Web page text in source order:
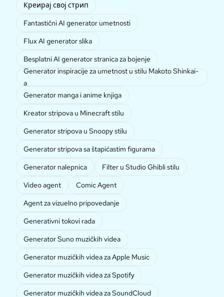
Креирај свој стрип
Fantastični AI generator umetnosti
Flux AI generator slika
Besplatni AI generator stranica za bojenje
Generator inspiracije za umetnost u stilu Makoto Shinkai-
a
Generator manga i anime knjiga
Kreator stripova u Minecraft stilu
Generator stripova u Snoopy stilu
Generator stripova sa štapićastim figurama
Generator nalepnica
Filter u Studio Ghibli stilu
Video agent
Comic Agent
Agent za vizuelno pripovedanje
Generativni tokovi rada
Generator Suno muzičkih videa
Generator muzičkih videa za Apple Music
Generator muzičkih videa za Spotify
Generator muzičkih videa za SoundCloud